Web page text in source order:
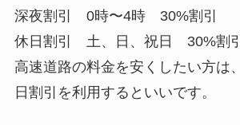
深夜割引 0時〜4時 30%割引
休日割引 土、日、祝日 30%割引
高速道路の料金を安くしたい方は
日割引を利用するといいです。